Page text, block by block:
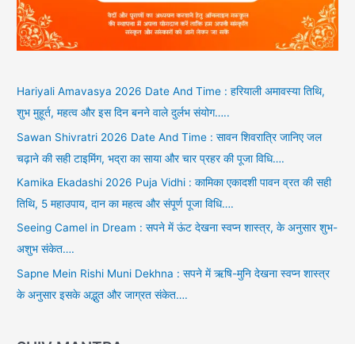
Hariyali Amavasya 2026 Date And Time : हरियाली अमावस्या तिथि,
शुभ मुहूर्त, महत्व और इस दिन बनने वाले दुर्लभ संयोग…..
Sawan Shivratri 2026 Date And Time : सावन शिवरात्रि जानिए जल
चढ़ाने की सही टाइमिंग, भद्रा का साया और चार प्रहर की पूजा विधि….
Kamika Ekadashi 2026 Puja Vidhi : कामिका एकादशी पावन व्रत की सही
तिथि, 5 महाउपाय, दान का महत्व और संपूर्ण पूजा विधि….
Seeing Camel in Dream : सपने में ऊंट देखना स्वप्न शास्त्र, के अनुसार शुभ-
अशुभ संकेत….
Sapne Mein Rishi Muni Dekhna : सपने में ऋषि-मुनि देखना स्वप्न शास्त्र
के अनुसार इसके अद्भुत और जाग्रत संकेत….